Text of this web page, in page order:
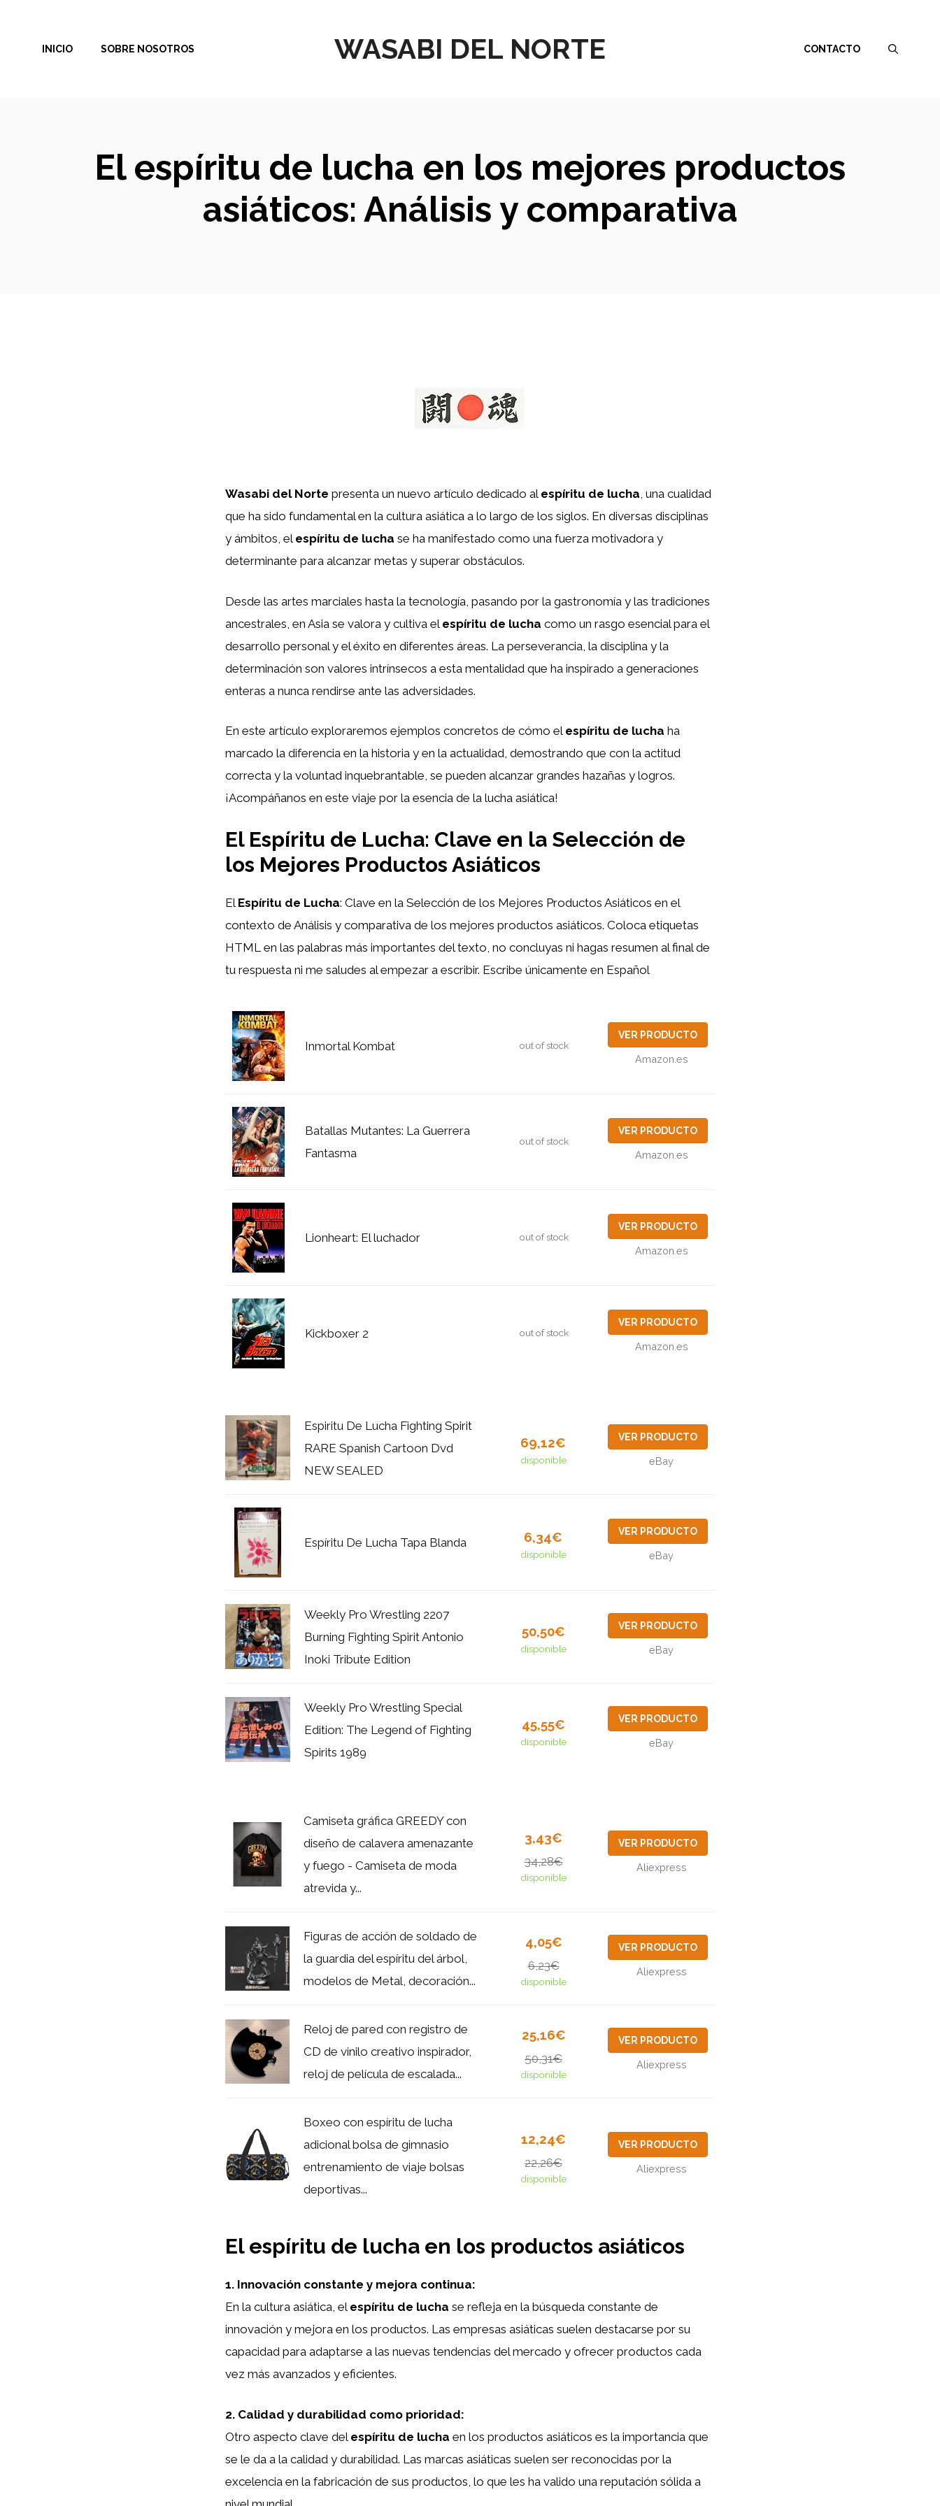
contenido
WASABI DEL NORTE
INICIO SOBRE NOSOTROS CONTACTO
El espíritu de lucha en los mejores productos
asiáticos: Análisis y comparativa
Wasabi del Norte presenta un nuevo artículo dedicado al espíritu de lucha, una cualidad
que ha sido fundamental en la cultura asiática a lo largo de los siglos. En diversas disciplinas
y ámbitos, el espíritu de lucha se ha manifestado como una fuerza motivadora y
determinante para alcanzar metas y superar obstáculos.
Desde las artes marciales hasta la tecnología, pasando por la gastronomía y las tradiciones
ancestrales, en Asia se valora y cultiva el espíritu de lucha como un rasgo esencial para el
desarrollo personal y el éxito en diferentes áreas. La perseverancia, la disciplina y la
determinación son valores intrínsecos a esta mentalidad que ha inspirado a generaciones
enteras a nunca rendirse ante las adversidades.
En este artículo exploraremos ejemplos concretos de cómo el espíritu de lucha ha
marcado la diferencia en la historia y en la actualidad, demostrando que con la actitud
correcta y la voluntad inquebrantable, se pueden alcanzar grandes hazañas y logros.
¡Acompáñanos en este viaje por la esencia de la lucha asiática!
El Espíritu de Lucha: Clave en la Selección de
los Mejores Productos Asiáticos
El Espíritu de Lucha: Clave en la Selección de los Mejores Productos Asiáticos en el
contexto de Análisis y comparativa de los mejores productos asiáticos. Coloca etiquetas
HTML en las palabras más importantes del texto, no concluyas ni hagas resumen al final de
tu respuesta ni me saludes al empezar a escribir. Escribe únicamente en Español
Inmortal Kombat out of stock
VER PRODUCTO
Amazon.es
Batallas Mutantes: La Guerrera
Fantasma
out of stock
VER PRODUCTO
Amazon.es
Lionheart: El luchador out of stock
VER PRODUCTO
Amazon.es
Kickboxer 2 out of stock
VER PRODUCTO
Amazon.es
Espiritu De Lucha Fighting Spirit
RARE Spanish Cartoon Dvd
NEW SEALED
69,12€
disponible
VER PRODUCTO
eBay
Espíritu De Lucha Tapa Blanda 6,34€
disponible
VER PRODUCTO
eBay
Weekly Pro Wrestling 2207
Burning Fighting Spirit Antonio
Inoki Tribute Edition
50,50€
disponible
VER PRODUCTO
eBay
Weekly Pro Wrestling Special
Edition: The Legend of Fighting
Spirits 1989
45,55€
disponible
VER PRODUCTO
eBay
Camiseta gráfica GREEDY con
diseño de calavera amenazante
y fuego - Camiseta de moda
atrevida y...
3,43€
34,28€
disponible
VER PRODUCTO
Aliexpress
Figuras de acción de soldado de
la guardia del espíritu del árbol,
modelos de Metal, decoración...
4,05€
6,23€
disponible
VER PRODUCTO
Aliexpress
Reloj de pared con registro de
CD de vinilo creativo inspirador,
reloj de película de escalada...
25,16€
50,31€
disponible
VER PRODUCTO
Aliexpress
Boxeo con espíritu de lucha
adicional bolsa de gimnasio
entrenamiento de viaje bolsas
deportivas...
12,24€
22,26€
disponible
VER PRODUCTO
Aliexpress
El espíritu de lucha en los productos asiáticos
1. Innovación constante y mejora continua:
En la cultura asiática, el espíritu de lucha se refleja en la búsqueda constante de
innovación y mejora en los productos. Las empresas asiáticas suelen destacarse por su
capacidad para adaptarse a las nuevas tendencias del mercado y ofrecer productos cada
vez más avanzados y eficientes.
2. Calidad y durabilidad como prioridad:
Otro aspecto clave del espíritu de lucha en los productos asiáticos es la importancia que
se le da a la calidad y durabilidad. Las marcas asiáticas suelen ser reconocidas por la
excelencia en la fabricación de sus productos, lo que les ha valido una reputación sólida a